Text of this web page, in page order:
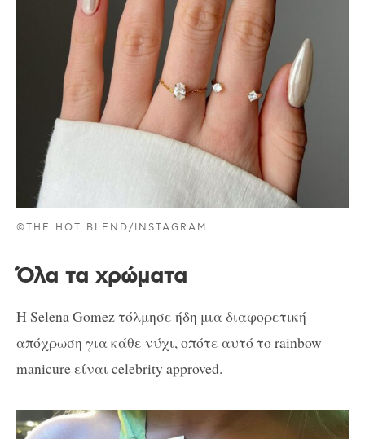
©THE HOT BLEND/INSTAGRAM
Όλα τα χρώματα
Η Selena Gomez τόλμησε ήδη μια διαφορετική
απόχρωση για κάθε νύχι, οπότε αυτό το rainbow
manicure είναι celebrity approved.